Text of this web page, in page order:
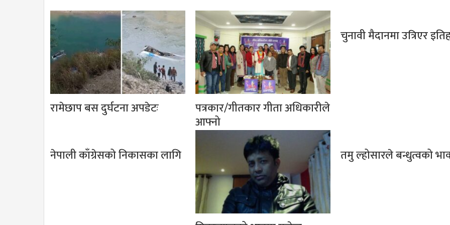
रामेछाप बस दुर्घटना अपडेटः पत्रकार/गीतकार गीता अधिकारीले
आफ्नो
चुनावी मैदानमा उत्रिएर
नेपाली काँग्रेसको निकासका लागि तमु ल्होसारले बन्धुत्वको